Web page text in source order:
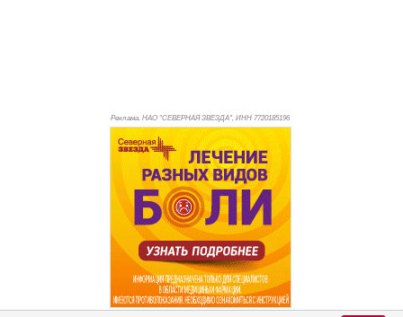
Реклама. НАО "СЕВЕРНАЯ ЗВЕЗДА", ИНН 7720185196